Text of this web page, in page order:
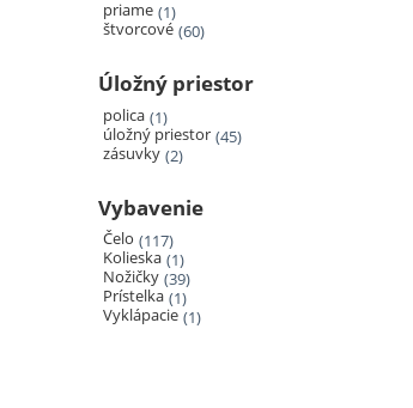
priame 1
štvorcové 60
Úložný priestor
polica 1
úložný priestor 45
zásuvky 2
Vybavenie
Čelo 117
Kolieska 1
Nožičky 39
Prístelka 1
Vyklápacie 1